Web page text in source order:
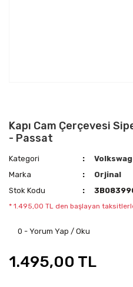
Kapı Cam Çerçevesi
- Passat
Kategori
Marka
Orjinal
Stok Kodu
* 1.495,00 TL den başlayan
0 - Yorum Yap / Oku
1.495,00 TL